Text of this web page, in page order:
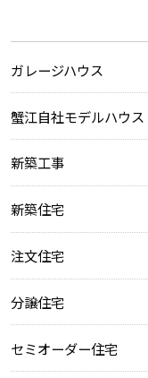
ガレージハウス
蟹江自社モデルハウス
新築工事
新築住宅
注文住宅
分譲住宅
セミオーダー住宅